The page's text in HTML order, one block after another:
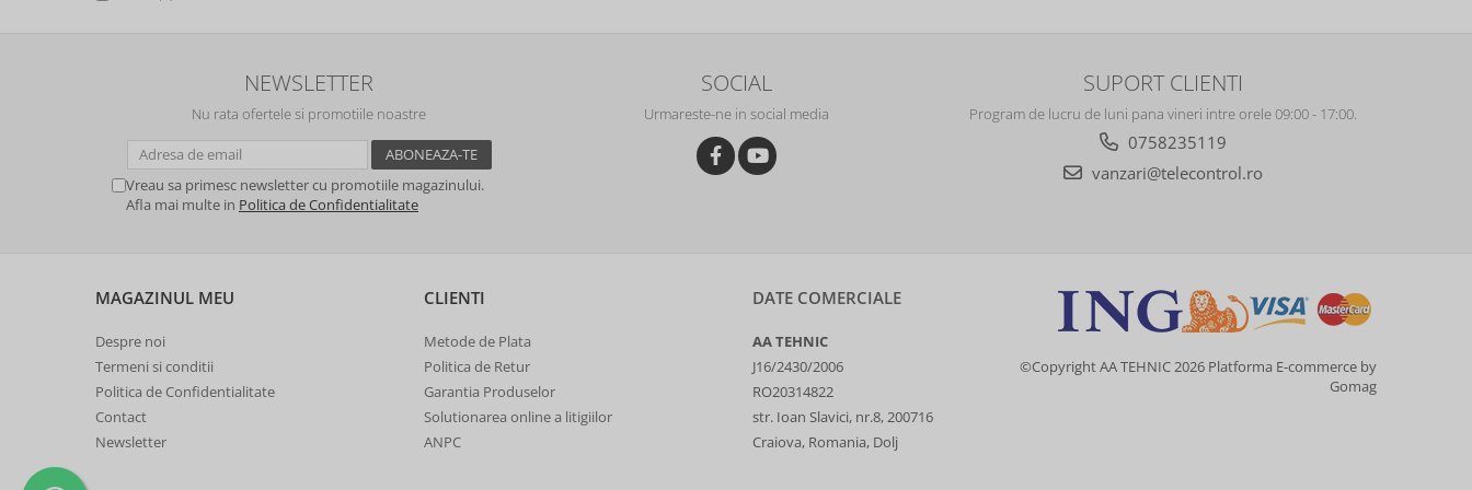
NEWSLETTER
Nu rata ofertele si promotiile noastre
Vreau sa primesc newsletter cu promotiile magazinului.
Afla mai multe in Politica de Confidentialitate
SOCIAL
Urmareste-ne in social media
SUPORT CLIENTI
Program de lucru de luni pana vineri intre orele 09:00 - 17:00.
0758235119
vanzari@telecontrol.ro
MAGAZINUL MEU
Despre noi
Termeni si conditii
Politica de Confidentialitate
Contact
Newsletter
CLIENTI
Metode de Plata
Politica de Retur
Garantia Produselor
Solutionarea online a litigiilor
ANPC
DATE COMERCIALE
AA TEHNIC
J16/2430/2006
RO20314822
str. Ioan Slavici, nr.8, 200716
Craiova, Romania, Dolj
©Copyright AA TEHNIC 2026 Platforma E-commerce by
Gomag